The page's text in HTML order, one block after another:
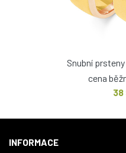
Snubní
cena
38
INFORMACE